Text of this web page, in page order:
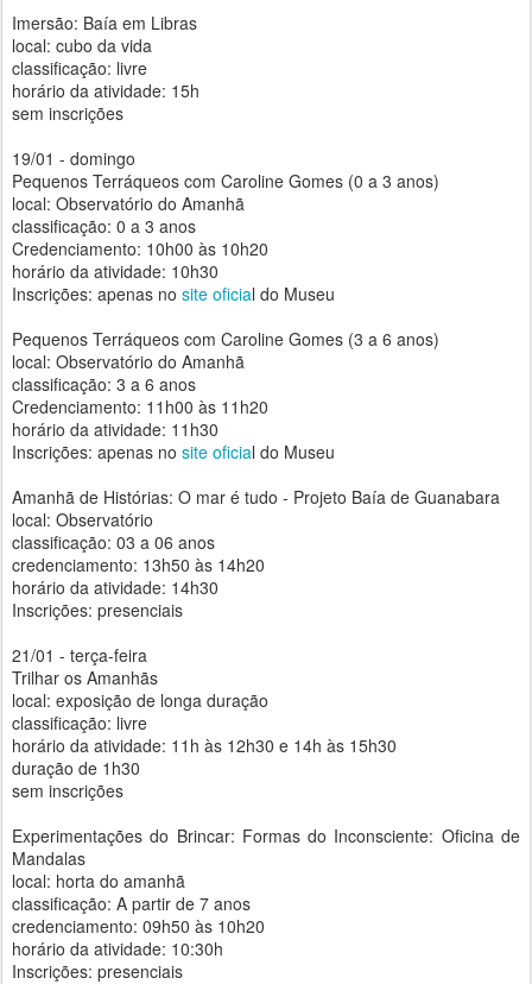
Imersão: Baía em Libras
local: cubo da vida
classificação: livre
horário da atividade: 15h
sem inscrições
19/01 - domingo
Pequenos Terráqueos com Caroline Gomes (0 a 3 anos)
local: Observatório do Amanhã
classificação: 0 a 3 anos
Credenciamento: 10h00 às 10h20
horário da atividade: 10h30
Inscrições: apenas no site oficial do Museu
Pequenos Terráqueos com Caroline Gomes (3 a 6 anos)
local: Observatório do Amanhã
classificação: 3 a 6 anos
Credenciamento: 11h00 às 11h20
horário da atividade: 11h30
Inscrições: apenas no site oficial do Museu
Amanhã de Histórias: O mar é tudo - Projeto Baía de Guanabara
local: Observatório
classificação: 03 a 06 anos
credenciamento: 13h50 às 14h20
horário da atividade: 14h30
Inscrições: presenciais
21/01 - terça-feira
Trilhar os Amanhãs
local: exposição de longa duração
classificação: livre
horário da atividade: 11h às 12h30 e 14h às 15h30
duração de 1h30
sem inscrições
Experimentações do Brincar: Formas do Inconsciente: Oficina de
Mandalas
local: horta do amanhã
classificação: A partir de 7 anos
credenciamento: 09h50 às 10h20
horário da atividade: 10:30h
Inscrições: presenciais